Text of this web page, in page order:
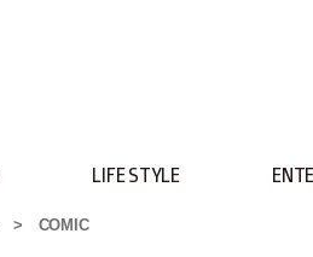
LIFE STYLE
> COMIC